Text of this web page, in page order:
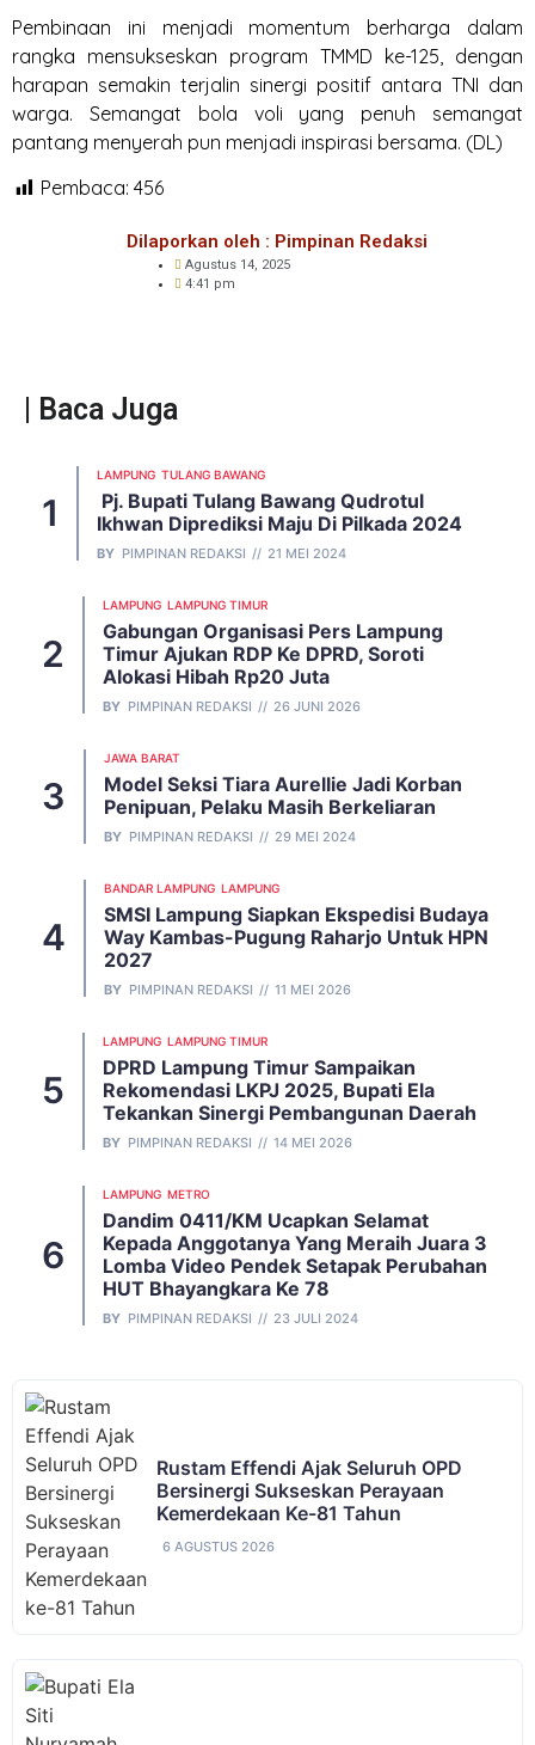
Pembinaan ini menjadi momentum berharga dalam
rangka mensukseskan program TMMD ke-125, dengan
harapan semakin terjalin sinergi positif antara TNI dan
warga. Semangat bola voli yang penuh semangat
pantang menyerah pun menjadi inspirasi bersama. (DL)
Pembaca: 456
Dilaporkan oleh : Pimpinan Redaksi
Agustus 14, 2025
4:41 pm
| Baca Juga
LAMPUNG TULANG BAWANG
Pj. Bupati Tulang Bawang Qudrotul
Ikhwan Diprediksi Maju Di Pilkada 2024
BY PIMPINAN REDAKSI 21 MEI 2024
LAMPUNG LAMPUNG TIMUR
Gabungan Organisasi Pers Lampung
Timur Ajukan RDP Ke DPRD, Soroti
Alokasi Hibah Rp20 Juta
BY PIMPINAN REDAKSI 26 JUNI 2026
JAWA BARAT
Model Seksi Tiara Aurellie Jadi Korban
Penipuan, Pelaku Masih Berkeliaran
BY PIMPINAN REDAKSI 29 MEI 2024
BANDAR LAMPUNG LAMPUNG
SMSI Lampung Siapkan Ekspedisi Budaya
Way Kambas-Pugung Raharjo Untuk HPN
2027
BY PIMPINAN REDAKSI 11 MEI 2026
LAMPUNG LAMPUNG TIMUR
DPRD Lampung Timur Sampaikan
Rekomendasi LKPJ 2025, Bupati Ela
Tekankan Sinergi Pembangunan Daerah
BY PIMPINAN REDAKSI 14 MEI 2026
LAMPUNG METRO
Dandim 0411/KM Ucapkan Selamat
Kepada Anggotanya Yang Meraih Juara 3
Lomba Video Pendek Setapak Perubahan
HUT Bhayangkara Ke 78
BY PIMPINAN REDAKSI 23 JULI 2024
Rustam Effendi Ajak Seluruh OPD
Bersinergi Sukseskan Perayaan
Kemerdekaan Ke-81 Tahun
6 AGUSTUS 2026